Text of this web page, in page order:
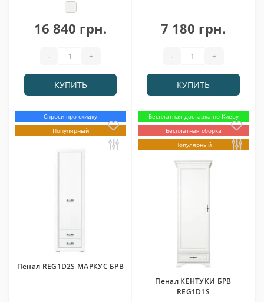
16 840 грн.
- +
КУПИТЬ
7 180 грн.
- +
КУПИТЬ
Спроси про скидку
Популярный
Пенал REG1D2S МАРКУС БРВ
Бесплатная доставка по Киеву
Бесплатная сборка
Популярный
Пенал КЕНТУКИ БРВ
REG1D1S